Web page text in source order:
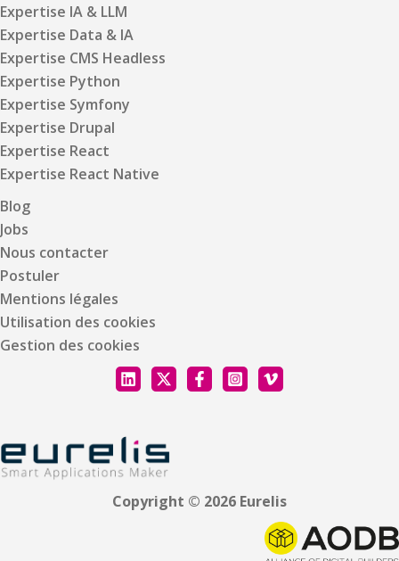
Expertise IA & LLM
Expertise Data & IA
Expertise CMS Headless
Expertise Python
Expertise Symfony
Expertise Drupal
Expertise React
Expertise React Native
Blog
Jobs
Nous contacter
Postuler
Mentions légales
Utilisation des cookies
Gestion des cookies
Copyright © 2026 Eurelis